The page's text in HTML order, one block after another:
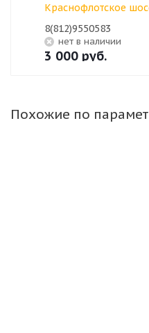
Краснофлотское
8(812)9550583
Нет в наличии
3 000 руб.
Похожие по